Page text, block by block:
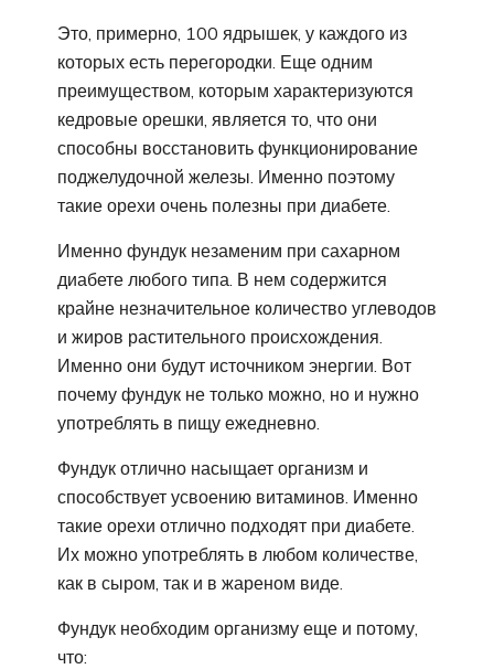
Это, примерно, 100 ядрышек, у каждого из
которых есть перегородки. Еще одним
преимуществом, которым характеризуются
кедровые орешки, является то, что они
способны восстановить функционирование
поджелудочной железы. Именно поэтому
такие орехи очень полезны при диабете.
Именно фундук незаменим при сахарном
диабете любого типа. В нем содержится
крайне незначительное количество углеводов
и жиров растительного происхождения.
Именно они будут источником энергии. Вот
почему фундук не только можно, но и нужно
употреблять в пищу ежедневно.
Фундук отлично насыщает организм и
способствует усвоению витаминов. Именно
такие орехи отлично подходят при диабете.
Их можно употреблять в любом количестве,
как в сыром, так и в жареном виде.
Фундук необходим организму еще и потому,
что: